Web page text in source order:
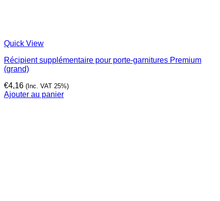
Quick View
Récipient supplémentaire pour porte-garnitures Premium
(grand)
€4,16 (Inc. VAT 25%)
Ajouter au panier